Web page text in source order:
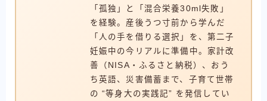
「孤独」と「混合栄養30ml失敗」
を経験。産後うつ寸前から学んだ
「人の手を借りる選択」を、第二子
妊娠中の今リアルに準備中。家計改
善（NISA・ふるさと納税）、おう
ち英語、災害備蓄まで、子育て世帯
の “等身大の実践記” を発信してい